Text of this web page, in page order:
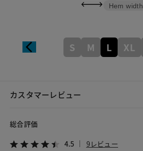
Hem width
S M L XL
カスタマーレビュー
総合評価
4.5 9レビュー